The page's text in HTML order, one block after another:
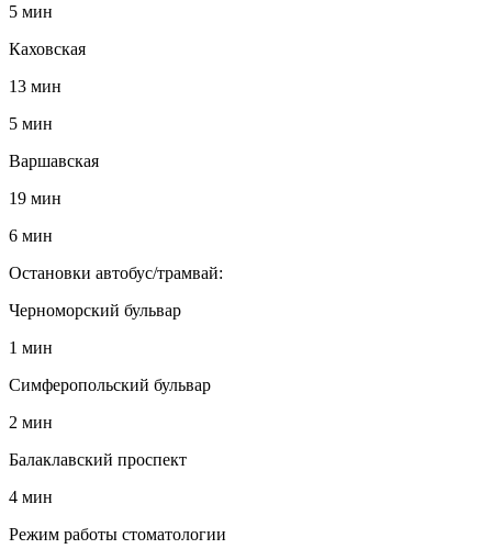
5 мин
Каховская
13 мин
5 мин
Варшавская
19 мин
6 мин
Остановки автобус/трамвай:
Черноморский бульвар
1 мин
Симферопольский бульвар
2 мин
Балаклавский проспект
4 мин
Режим работы стоматологии